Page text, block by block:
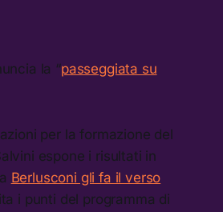
la “passeggiata su
per la formazione del
espone i risultati in
Berlusconi gli fa il verso
i punti del programma di